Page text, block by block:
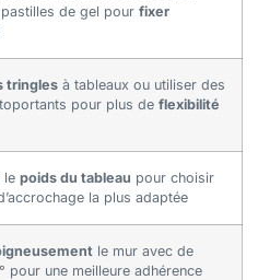
de gel pour fixer
tringles à tableaux ou utiliser des
pour plus de flexibilité
le poids du tableau pour choisir
la plus adaptée
le mur avec de
pour une meilleure adhérence